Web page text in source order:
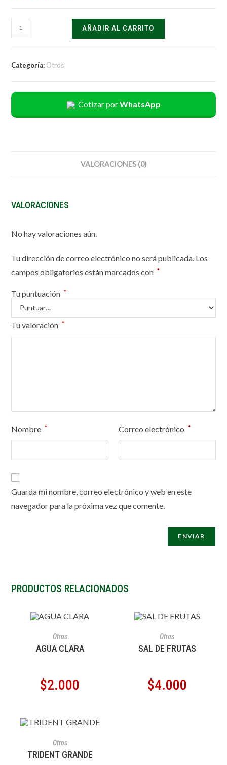
AÑADIR AL CARRITO
Categoría: Otros
Cotizar porWhatsApp
VALORACIONES (0)
VALORACIONES
No hay valoraciones aún.
Tu dirección de correo electrónico no será publicada. Los
campos obligatorios están marcados con *
Tu puntuación *
Tu valoración *
Nombre * Correo electrónico *
Guarda mi nombre, correo electrónico y web en este
navegador para la próxima vez que comente.
PRODUCTOS RELACIONADOS
Otros
AGUA CLARA
$2.000
Otros
SAL DE FRUTAS
$4.000
Otros
TRIDENT GRANDE